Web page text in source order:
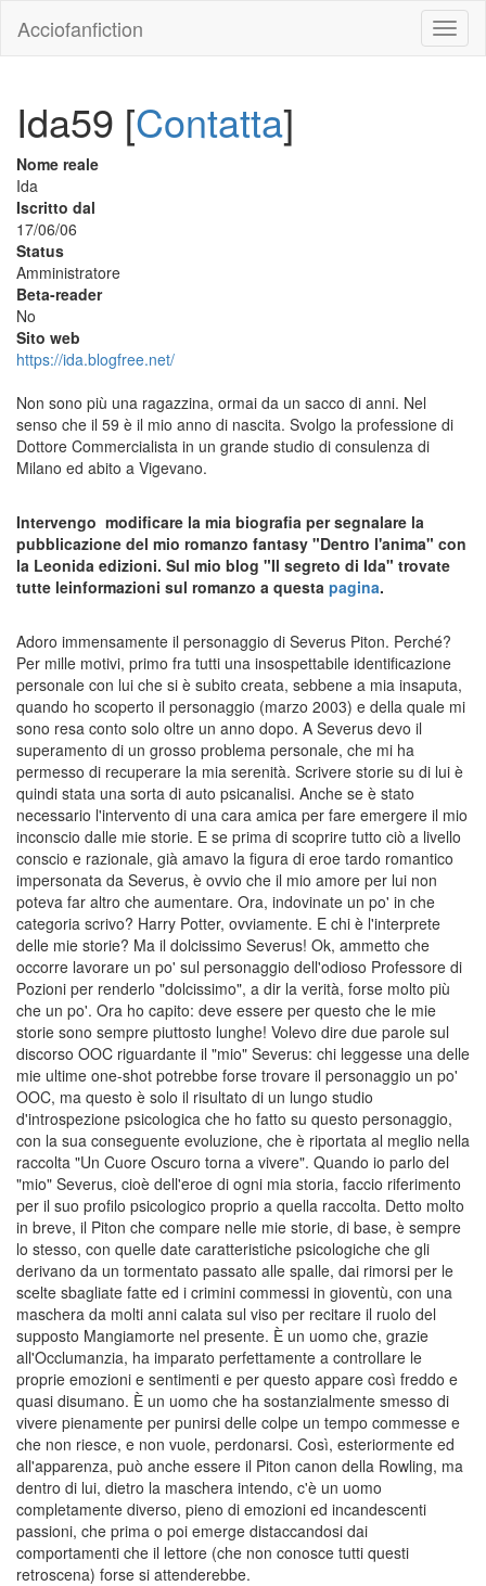
Acciofanfiction
Ida59 [Contatta]
Nome reale
Ida
Iscritto dal
17/06/06
Status
Amministratore
Beta-reader
No
Sito web
https://ida.blogfree.net/
Non sono più una ragazzina, ormai da un sacco di anni. Nel
senso che il 59 è il mio anno di nascita. Svolgo la professione di
Dottore Commercialista in un grande studio di consulenza di
Milano ed abito a Vigevano.
Intervengo modificare la mia biografia per segnalare la
pubblicazione del mio romanzo fantasy "Dentro l'anima" con
la Leonida edizioni. Sul mio blog "Il segreto di Ida" trovate
tutte leinformazioni sul romanzo a questa pagina.
Adoro immensamente il personaggio di Severus Piton. Perché?
Per mille motivi, primo fra tutti una insospettabile identificazione
personale con lui che si è subito creata, sebbene a mia insaputa,
quando ho scoperto il personaggio (marzo 2003) e della quale mi
sono resa conto solo oltre un anno dopo. A Severus devo il
superamento di un grosso problema personale, che mi ha
permesso di recuperare la mia serenità. Scrivere storie su di lui è
quindi stata una sorta di auto psicanalisi. Anche se è stato
necessario l'intervento di una cara amica per fare emergere il mio
inconscio dalle mie storie. E se prima di scoprire tutto ciò a livello
conscio e razionale, già amavo la figura di eroe tardo romantico
impersonata da Severus, è ovvio che il mio amore per lui non
poteva far altro che aumentare. Ora, indovinate un po' in che
categoria scrivo? Harry Potter, ovviamente. E chi è l'interprete
delle mie storie? Ma il dolcissimo Severus! Ok, ammetto che
occorre lavorare un po' sul personaggio dell'odioso Professore di
Pozioni per renderlo "dolcissimo", a dir la verità, forse molto più
che un po'. Ora ho capito: deve essere per questo che le mie
storie sono sempre piuttosto lunghe! Volevo dire due parole sul
discorso OOC riguardante il "mio" Severus: chi leggesse una delle
mie ultime one-shot potrebbe forse trovare il personaggio un po'
OOC, ma questo è solo il risultato di un lungo studio
d'introspezione psicologica che ho fatto su questo personaggio,
con la sua conseguente evoluzione, che è riportata al meglio nella
raccolta "Un Cuore Oscuro torna a vivere". Quando io parlo del
"mio" Severus, cioè dell'eroe di ogni mia storia, faccio riferimento
per il suo profilo psicologico proprio a quella raccolta. Detto molto
in breve, il Piton che compare nelle mie storie, di base, è sempre
lo stesso, con quelle date caratteristiche psicologiche che gli
derivano da un tormentato passato alle spalle, dai rimorsi per le
scelte sbagliate fatte ed i crimini commessi in gioventù, con una
maschera da molti anni calata sul viso per recitare il ruolo del
supposto Mangiamorte nel presente. È un uomo che, grazie
all'Occlumanzia, ha imparato perfettamente a controllare le
proprie emozioni e sentimenti e per questo appare così freddo e
quasi disumano. È un uomo che ha sostanzialmente smesso di
vivere pienamente per punirsi delle colpe un tempo commesse e
che non riesce, e non vuole, perdonarsi. Così, esteriormente ed
all'apparenza, può anche essere il Piton canon della Rowling, ma
dentro di lui, dietro la maschera intendo, c'è un uomo
completamente diverso, pieno di emozioni ed incandescenti
passioni, che prima o poi emerge distaccandosi dai
comportamenti che il lettore (che non conosce tutti questi
retroscena) forse si attenderebbe.